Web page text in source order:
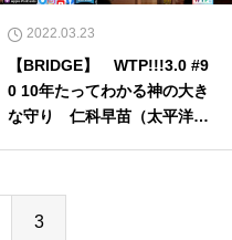
2022.03.23
【BRIDGE】 WTP!!!3.0 #9
0 10年たってわかる神の大き
な守り 仁科早苗（太平洋放
3